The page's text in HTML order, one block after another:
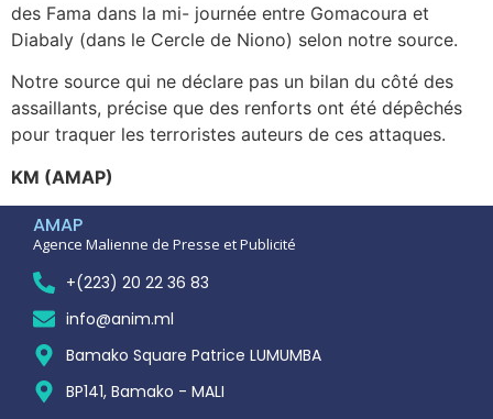
des Fama dans la mi- journée entre Gomacoura et
Diabaly (dans le Cercle de Niono) selon notre source.
Notre source qui ne déclare pas un bilan du côté des
assaillants, précise que des renforts ont été dépêchés
pour traquer les terroristes auteurs de ces attaques.
KM (AMAP)
AMAP
Agence Malienne de Presse et Publicité
+(223) 20 22 36 83
info@anim.ml
Bamako Square Patrice LUMUMBA
BP141, Bamako - MALI